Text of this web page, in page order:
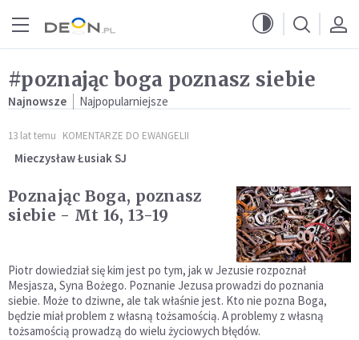
#poznając boga poznasz siebie
Najnowsze Najpopularniejsze
13 lat temu KOMENTARZE DO EWANGELII
Mieczysław Łusiak SJ
Poznając Boga, poznasz
siebie - Mt 16, 13-19
Piotr dowiedział się kim jest po tym, jak w Jezusie rozpoznał
Mesjasza, Syna Bożego. Poznanie Jezusa prowadzi do poznania
siebie. Może to dziwne, ale tak właśnie jest. Kto nie pozna Boga,
będzie miał problem z własną tożsamością. A problemy z własną
tożsamością prowadzą do wielu życiowych błędów.